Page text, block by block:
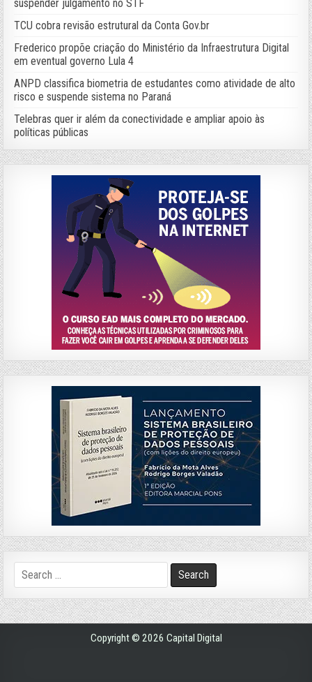
suspender julgamento no STF
TCU cobra revisão estrutural da Conta Gov.br
Frederico propõe criação do Ministério da Infraestrutura Digital
em eventual governo Lula 4
ANPD classifica biometria de estudantes como atividade de alto
risco e suspende sistema no Paraná
Telebras quer ir além da conectividade e ampliar apoio às
políticas públicas
Search
for:
Copyright © 2026 Capital Digital